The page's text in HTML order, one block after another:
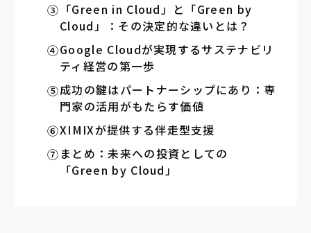
「Green in Cloud」と「Green by
Cloud」：その決定的な違いとは？
Google Cloudが実現するサステナビリ
ティ経営の第一歩
成功の鍵はパートナーシップにあり：専
門家の活用がもたらす価値
XIMIXが提供する伴走型支援
まとめ：未来への投資としての
「Green by Cloud」